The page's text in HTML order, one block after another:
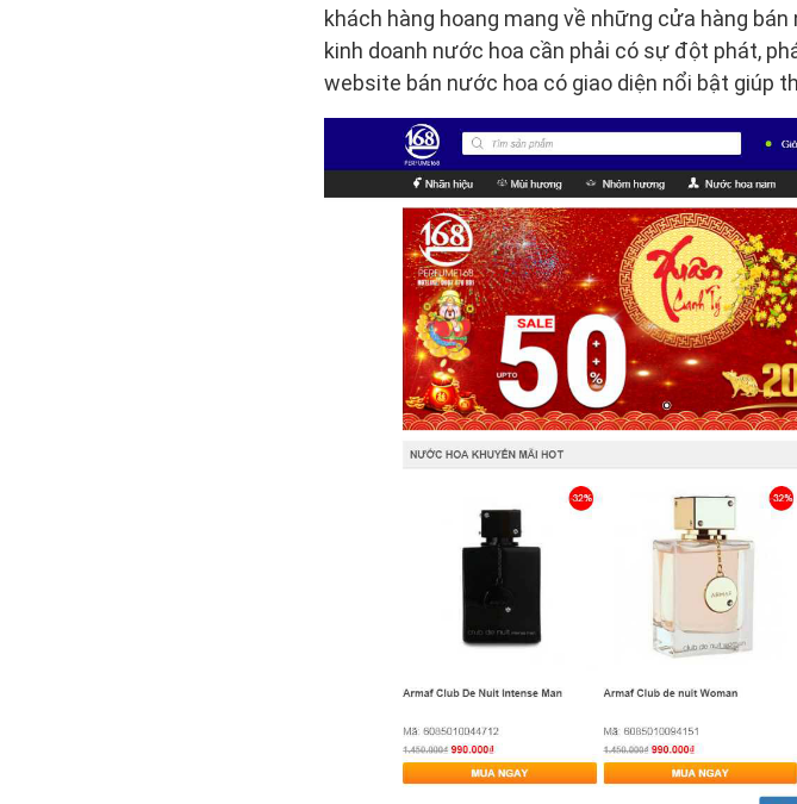
khách hàng hoang mang về những cửa hàng
kinh doanh nước hoa cần phải có sự đột phát,
website bán nước hoa có giao diện nổi bật giúp